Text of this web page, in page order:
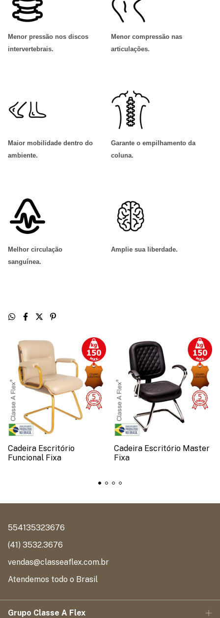
Menor pressão nos discos
intervertebrais.
Menor compressão nas
articulações.
Maior mobilidade dentro do
ambiente.
Garante o empilhamento da
coluna.
Melhor circulação
sanguínea.
Amplie sua liberdade.
Cadeira Escritório
Funcional Fixa
Cadeira Escritório Master
Fixa
554135323676
(41) 3532.3676
vendas@classeaflex.com.br
Atendemos todo o Brasil
Grupo Classe A Flex